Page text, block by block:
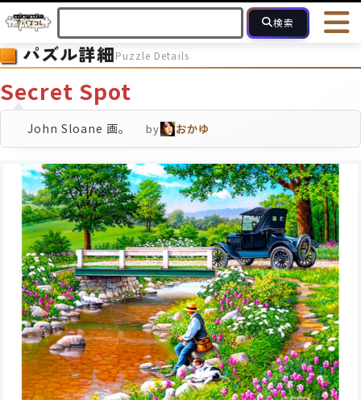
検索
HOME 会員登録
フォローしている人のパズル 人気のパズル 最近投稿され
モザイク モザイクのみ
パズル詳細Puzzle Details
Secret Spot
John Sloane 画。 by おかゆ